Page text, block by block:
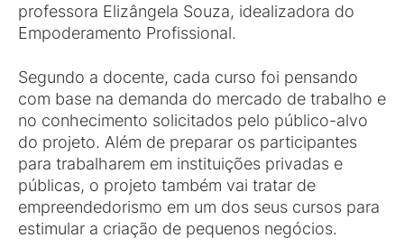
professora Elizângela Souza, idealizadora do
Empoderamento Profissional.
Segundo a docente, cada curso foi pensando
com base na demanda do mercado de trabalho e
no conhecimento solicitados pelo público-alvo
do projeto. Além de preparar os participantes
para trabalharem em instituições privadas e
públicas, o projeto também vai tratar de
empreendedorismo em um dos seus cursos para
estimular a criação de pequenos negócios.